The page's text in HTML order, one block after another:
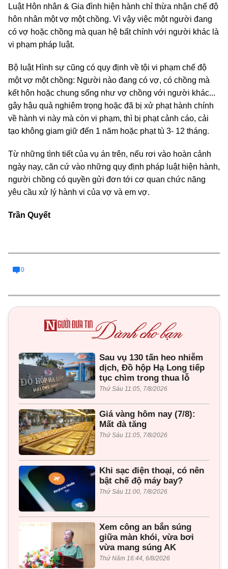
Luật Hôn nhân & Gia đình hiện hành chỉ thừa nhận chế độ
hôn nhân một vợ một chồng. Vì vậy việc một người đang
có vợ hoặc chồng mà quan hệ bất chính với người khác là
vi phạm pháp luật.
Bộ luật Hình sự cũng có quy định về tội vi phạm chế độ
một vợ một chồng: Người nào đang có vợ, có chồng mà
kết hôn hoặc chung sống như vợ chồng với người khác...
gây hậu quả nghiêm trọng hoặc đã bị xử phạt hành chính
về hành vi này mà còn vi phạm, thì bị phạt cảnh cáo, cải
tạo không giam giữ đến 1 năm hoặc phạt tù 3- 12 tháng.
Từ những tình tiết của vụ án trên, nếu rơi vào hoàn cảnh
ngày nay, căn cứ vào những quy định pháp luật hiện hành,
người chồng có quyền gửi đơn tới cơ quan chức năng
yêu cầu xử lý hành vi của vợ và em vợ.
Trần Quyết
0
Sau vụ 130 tấn heo nhiễm
dịch, Đồ hộp Hạ Long tiếp
tục chìm trong thua lỗ
Thứ Sáu 11:05, 7/8/2026
Giá vàng hôm nay (7/8):
Mất đà tăng
Thứ Sáu 11:05, 7/8/2026
Khi sạc điện thoại, có nên
bật chế độ máy bay?
Thứ Sáu 11:00, 7/8/2026
Xem công an bắn súng
giữa màn khói, vừa bơi
vừa mang súng AK
Thứ Năm 16:44, 6/8/2026